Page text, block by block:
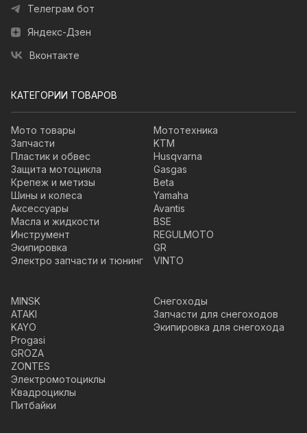
Телеграм бот
Яндекс-Дзен
Вконтакте
КАТЕГОРИИ ТОВАРОВ
Мото товары
Запчасти
Пластик и обвес
Защита мотоцикла
Крепеж и метизы
Шины и колеса
Аксессуары
Масла и жидкости
Инструмент
Экипировка
Электро запчасти и тюнинг
Мототехника
KTM
Husqvarna
Gasgas
Beta
Yamaha
Avantis
BSE
REGULMOTO
GR
VINTO
MINSK
ATAKI
KAYO
Progasi
GROZA
ZONTES
Электромотоциклы
Квадроциклы
Питбайки
Снегоходы
Запчасти для снегоходов
Экипировка для снегохода